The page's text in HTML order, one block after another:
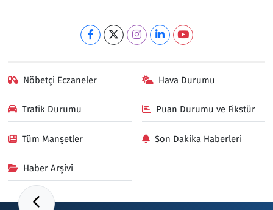
Nöbetçi Eczaneler Hava Durumu
Trafik Durumu Puan Durumu ve Fikstür
Tüm Manşetler Son Dakika Haberleri
Haber Arşivi